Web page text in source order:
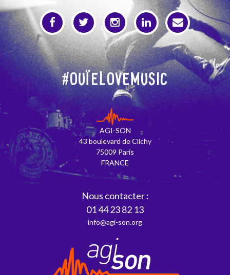
#OuïeLoveMusic
AGI-SON
43 boulevard de Clichy
75009 Paris
FRANCE
Nous contacter :
01 44 23 82 13
info@agi-son.org